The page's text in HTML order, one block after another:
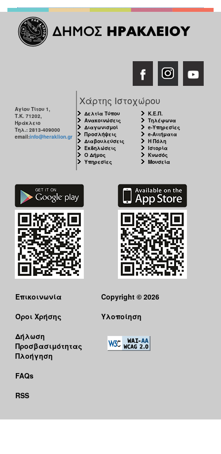
Αγίου Τίτου 1,
Τ.Κ. 71202,
Ηράκλειο
Τηλ.: 2813-409000
email:info@heraklion.gr
Χάρτης Ιστοχώρου
Δελτία Τύπου
Ανακοινώσεις
Διαγωνισμοί
Προσλήψεις
Διαβουλεύσεις
Εκδηλώσεις
Ο Δήμος
Υπηρεσίες
Κ.Ε.Π.
Τηλέφωνα
e-Υπηρεσίες
e-Αιτήματα
Η Πόλη
Ιστορία
Κνωσός
Μουσεία
Επικοινωνία
Όροι Χρήσης
Δήλωση
Προσβασιμότητας
Πλοήγηση
FAQs
RSS
Copyright © 2026
Υλοποίηση